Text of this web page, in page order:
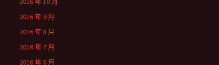
2016 年 9 月
2016 年 8 月
2016 年 7 月
2016 年 6 月